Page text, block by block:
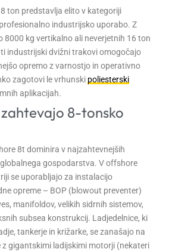
ton predstavlja elito v kategoriji
industrijsko uporabo. Z
8000 kg vertikalno ali neverjetnih 16 ton
industrijski dvižni trakovi omogočajo
opremo z varnostjo in operativno
zagotovi le vrhunski poliesterski
aplikacijah.
8-tonsko
8t dominira v najzahtevnejših
gospodarstva. V offshore
se uporabljajo za instalacijo
opreme – BOP (blowout preventer)
manifoldov, velikih sidrnih sistemov,
subsea konstrukcij. Ladjedelnice, ki
tankerje in križarke, se zanašajo na
z gigantskimi ladijskimi motorji (nekateri